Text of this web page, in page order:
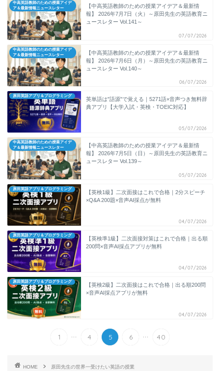
中高英語教師のための授業アイデ
ア＆最新情報ニュースレター
【中高英語教師のための授業アイデア＆最新情
報】 2026年7月7日（火）～原田先生の英語教育ニ
ュースレター Vol.141～
07/07/2026
中高英語教師のための授業アイデ
ア＆最新情報ニュースレター
【中高英語教師のための授業アイデア＆最新情
報】 2026年7月6日（月）～原田先生の英語教育ニ
ュースレター Vol.140～
06/07/2026
原田英語アプリ＆プログラミング
英単語は"語源"で覚える｜5271語×音声つき無料辞
典アプリ【大学入試・英検・TOEIC対応】
05/07/2026
中高英語教師のための授業アイデ
ア＆最新情報ニュースレター
【中高英語教師のための授業アイデア＆最新情
報】 2026年7月5日（日）～原田先生の英語教育ニ
ュースレター Vol.139～
05/07/2026
原田英語アプリ＆プログラミング
【英検1級】二次面接はこれで合格｜2分スピーチ
×Q&A 200題×音声AI採点が無料
04/07/2026
原田英語アプリ＆プログラミング
【英検準1級】二次面接対策はこれで合格｜出る順
200問×音声AI採点アプリが無料
04/07/2026
原田英語アプリ＆プログラミング
【英検2級】二次面接はこれで合格｜出る順200問
×音声AI採点アプリが無料
04/07/2026
1 ... 4 5 6 ... 40
HOME 原田先生の世界一受けたい英語の授業